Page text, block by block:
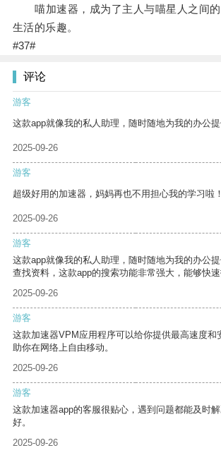
喵加速器，成为了主人与喵星人之间的
生活的乐趣。
#37#
评论
游客
这款app就像我的私人助理，随时随地为我的办公提
2025-09-26
游客
超级好用的加速器，妈妈再也不用担心我的学习啦！
2025-09-26
游客
这款app就像我的私人助理，随时随地为我的办公
查找资料，这款app的搜索功能非常强大，能够快速
2025-09-26
游客
这款加速器VPM应用程序可以给你提供最高速度和
助你在网络上自由移动。
2025-09-26
游客
这款加速器app的客服很贴心，遇到问题都能及时
好。
2025-09-26